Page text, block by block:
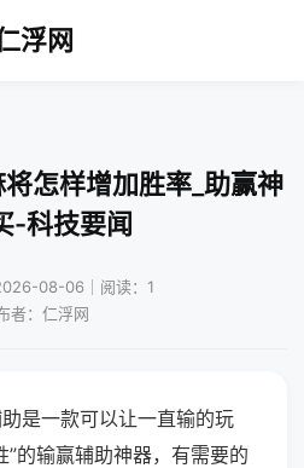
浮网
怎样增加胜率_助赢神
-科技要闻
08-06｜阅读：1
者：仁浮网
是一款可以让一直输的玩
”的输赢辅助神器，有需要的